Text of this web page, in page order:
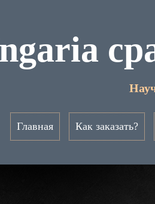
Главная Как заказать?